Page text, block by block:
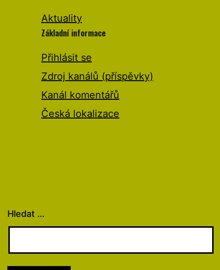
Aktuality
Základní informace
Přihlásit se
Zdroj kanálů (příspěvky)
Kanál komentářů
Česká lokalizace
Hledat …